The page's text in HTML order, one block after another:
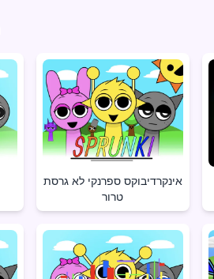
אינקרדיבוקס ספרנקי לא גרסת
טרור